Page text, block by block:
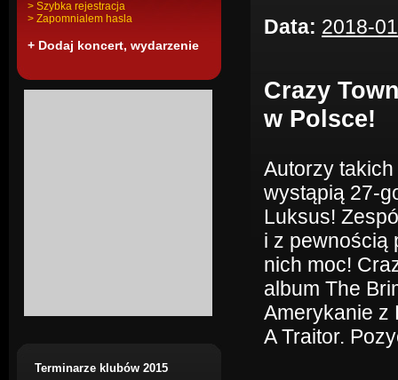
> Szybka rejestracja
> Zapomnialem hasla
+ Dodaj koncert, wydarzenie
Terminarze klubów 2015
Data: 2018-
Crazy
w Polsce!
Autorzy
wystąpią 27-
Luksus!
i z pewnością
nich moc!
album The
Amerykanie z
A Traitor.